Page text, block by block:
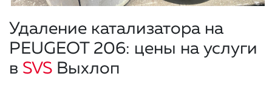
Удаление катализатора на
PEUGEOT 206: цены на услуги
в SVS Выхлоп